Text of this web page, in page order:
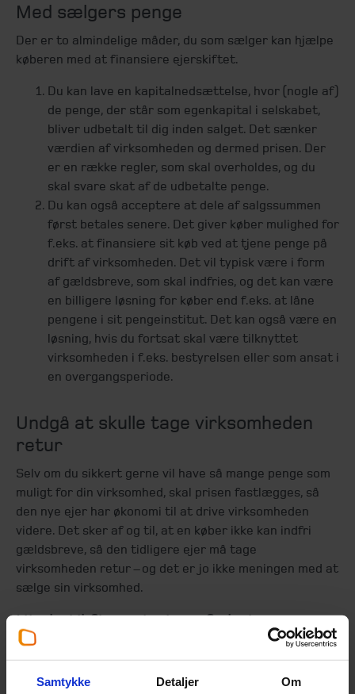
Samtykke Detaljer Om
Med sælgers penge
Der er to almindelige måder, du som sælger kan hjælpe
køberen med at finansiere ejerskiftet.
Du kan lave en kapitalnedsættelse, hvor (nogle af)
de penge, der står som egenkapital i selskabet,
bliver udbetalt til dig inden salget. Det sænker
værdien af virksomheden og dermed prisen. Der
er en række regler, som skal overholdes, og du
skal svare skat af de udbetalte penge.
Du kan også acceptere at dele af salgssummen
først betales senere. Det giver køber mulighed for
f.eks. at finansiere sit køb ved at tjene penge på
drift af virksomheden. Det vil typisk være i form
af gældsbreve, som skal indfries, og det kan være
en billigere løsning for køber end f.eks. at låne
pengene i sit pengeinstitut. Det kan også være en
løsning, hvis du fortsat skal være tilknyttet
virksomheden i f.eks. bestyrelsen eller som ansat i
en overgangsperiode.
Undgå at skulle tage virksomheden
retur
Selv om du sikkert gerne vil have så mange penge som
muligt for din virksomhed, skal prisen fastlægges, så
den nye ejer har økonomi til at drive virksomheden
videre. Det sker af og til, at en køber ikke kan indfri
gældsbreve, så den tidligere ejer må tage
virksomheden retur – og det er jo ikke meningen med at
sælge sin virksomhed.
Hjælp til finansiering af skat
Det er altid vigtigt, at du tager højde for de skatter du
skal du som minimum sikre, at du får en kontant